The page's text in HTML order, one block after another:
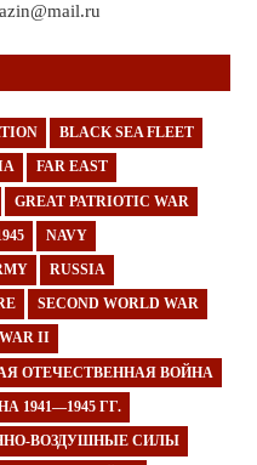
BLACK SEA FLEET
FAR EAST
GREAT PATRIOTIC WAR
NAVY
RUSSIA
SECOND WORLD WAR
II
ОТЕЧЕСТВЕННАЯ ВОЙНА
1941—1945 ГГ.
ВОЗДУШНЫЕ СИЛЫ